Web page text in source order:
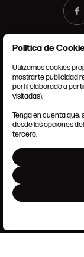
Política de
Utilizamos cookies
mostrarte publicidad
perfil elaborado a
visitadas).
Tenga en cuenta que,
desde las opciones
tercero.